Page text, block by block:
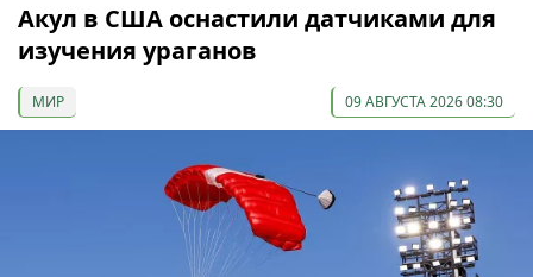
Акул в США оснастили датчиками для
изучения ураганов
МИР 09 АВГУСТА 2026 08:30